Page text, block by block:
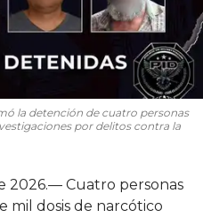
la detención de cuatro personas
por delitos contra la
2026.— Cuatro personas
mil dosis de narcótico